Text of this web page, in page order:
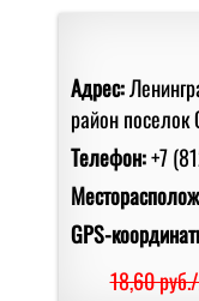
Адрес:
район поселок
Телефон:+7
GPS-
18,60